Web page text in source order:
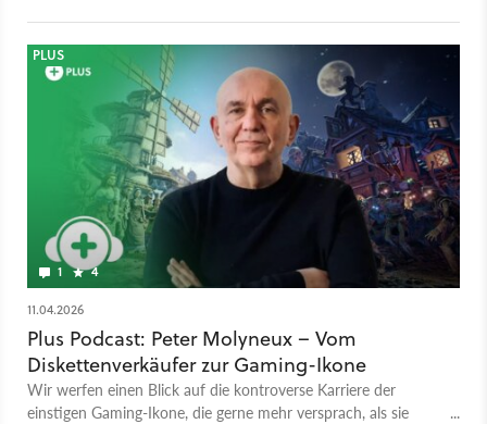
1 4
PLUS
11.04.2026
Plus Podcast: Peter Molyneux – Vom
Diskettenverkäufer zur Gaming-Ikone
Wir werfen einen Blick auf die kontroverse Karriere der
einstigen Gaming-Ikone, die gerne mehr versprach, als sie